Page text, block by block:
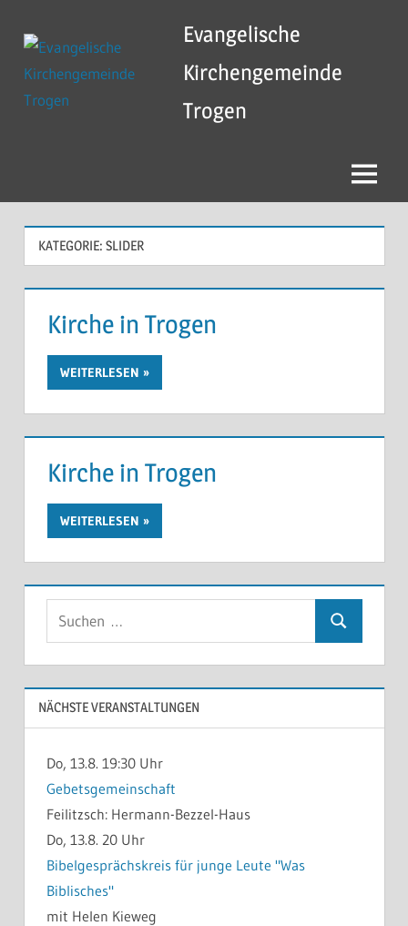
Inhalt
springen
Evangelische
Kirchengemeinde
Trogen
Menü
KATEGORIE: SLIDER
Kirche in Trogen
WEITERLESEN
Kirche in Trogen
WEITERLESEN
Suchen
NÄCHSTE VERANSTALTUNGEN
Do, 13.8. 19:30 Uhr
Gebetsgemeinschaft
Feilitzsch: Hermann-Bezzel-Haus
Do, 13.8. 20 Uhr
Bibelgesprächskreis für junge Leute "Was
Biblisches"
mit Helen Kieweg